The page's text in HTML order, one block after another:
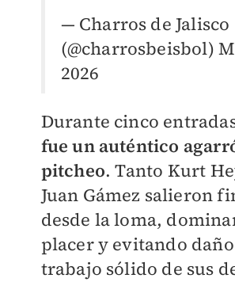
— Charros de Jalisco
(@charrosbeisbol)
2026
Durante cinco
fue un auténtico
pitcheo. Tanto Kurt
Juan Gámez salieron
desde la loma,
placer y evitando
trabajo sólido de sus